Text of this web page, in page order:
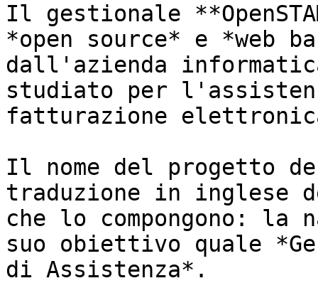
Il gestionale
*open source* e *web
dall'azienda
studiato per
fatturazione
Il nome del progetto
traduzione in inglese
che lo compongono:
suo obiettivo quale
di Assistenza*.